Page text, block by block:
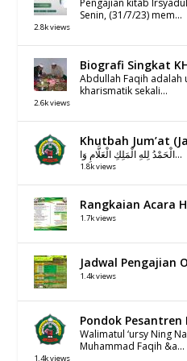
Pengajian kitab
Senin, (31/7/23) mem...
2.8k views
Biografi Singkat
Abdullah Faqih adalah
kharismatik sekali...
2.6k views
Khutbah Jum’at
الْحَمْدُ لِلهِ الْمَلِكِ الْعَلَّامِ وَا...
1.8k views
Rangkaian Acara
1.7k views
Jadwal Pengajian
1.4k views
Pondok
Walimatul ‘ursy Ning
Muhammad Faqih &a...
1.4k views